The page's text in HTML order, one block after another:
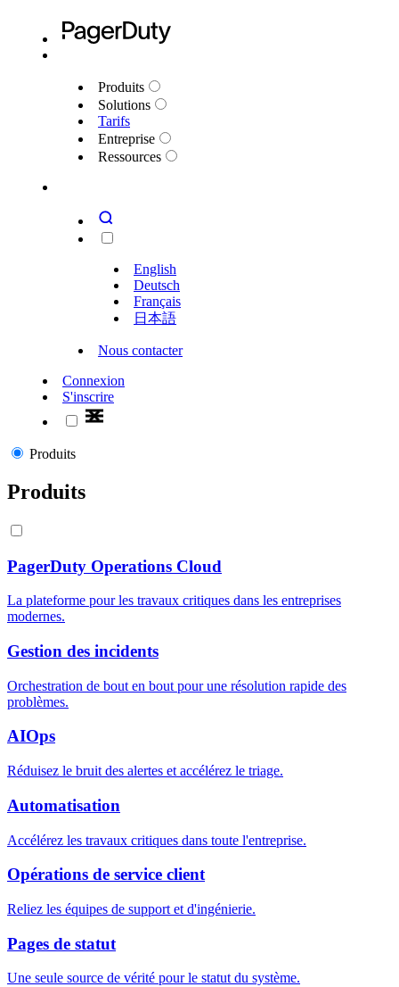
Produits
Solutions
Tarifs
Entreprise
Ressources
English
Deutsch
Français
日本語
Nous contacter
Connexion
S'inscrire
Produits
Produits
PagerDuty Operations Cloud
La plateforme pour les travaux critiques dans les entreprises
modernes.
Gestion des incidents
Orchestration de bout en bout pour une résolution rapide des
problèmes.
AIOps
Réduisez le bruit des alertes et accélérez le triage.
Automatisation
Accélérez les travaux critiques dans toute l'entreprise.
Opérations de service client
Reliez les équipes de support et d'ingénierie.
Pages de statut
Une seule source de vérité pour le statut du système.